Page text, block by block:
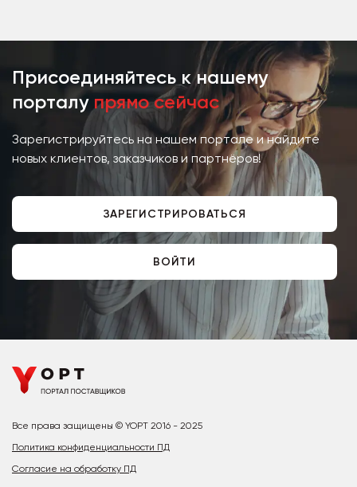
Присоединяйтесь к нашему
порталу прямо сейчас
Зарегистрируйтесь на нашем портале и найдите
новых клиентов, заказчиков и партнёров!
ЗАРЕГИСТРИРОВАТЬСЯ
ВОЙТИ
Все права защищены © YOPT 2016 - 2025
Политика конфиденциальности ПД
Согласие на обработку ПД